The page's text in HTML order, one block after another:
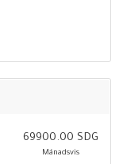
69900.00 SDG
Månadsvis